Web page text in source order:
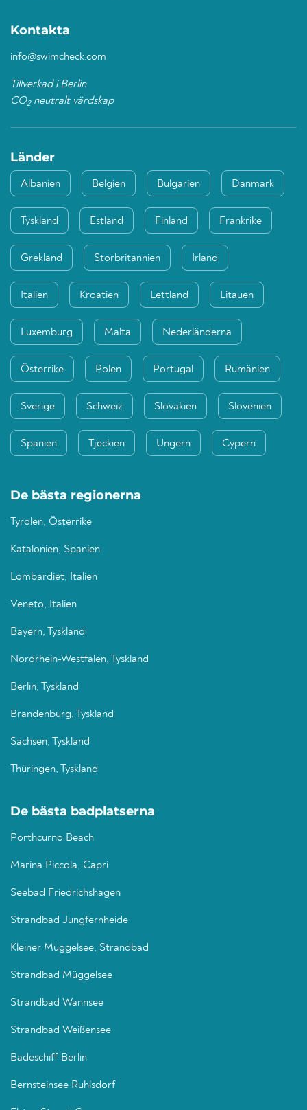
Kontakta
info@swimcheck.com
Tillverkad i Berlin
CO2neutralt värdskap
Länder
Albanien Belgien Bulgarien Danmark
Tyskland Estland Finland Frankrike
Grekland Storbritannien Irland
Italien Kroatien Lettland Litauen
Luxemburg Malta Nederländerna
Österrike Polen Portugal Rumänien
Sverige Schweiz Slovakien Slovenien
Spanien Tjeckien Ungern Cypern
De bästa regionerna
Tyrolen, Österrike
Katalonien, Spanien
Lombardiet, Italien
Veneto, Italien
Bayern, Tyskland
Nordrhein-Westfalen, Tyskland
Berlin, Tyskland
Brandenburg, Tyskland
Sachsen, Tyskland
Thüringen, Tyskland
De bästa badplatserna
Porthcurno Beach
Marina Piccola, Capri
Seebad Friedrichshagen
Strandbad Jungfernheide
Kleiner Müggelsee, Strandbad
Strandbad Müggelsee
Strandbad Wannsee
Strandbad Weißensee
Badeschiff Berlin
Bernsteinsee Ruhlsdorf